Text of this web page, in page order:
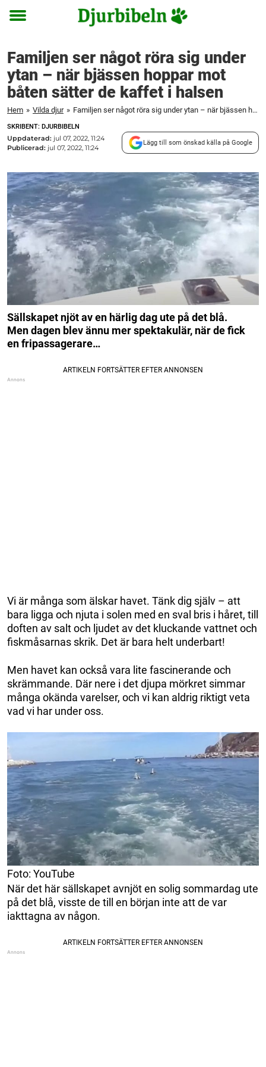
Toggle
Familjen ser något röra sig under
ytan – när bjässen hoppar mot
båten sätter de kaffet i halsen
Hem » Vilda djur » Familjen ser något röra sig under ytan – när bjässen hoppar mot båten sätter de kaffet i halsen
SKRIBENT: DJURBIBELN
Uppdaterad: jul 07, 2022, 11:24
Publicerad: jul 07, 2022, 11:24
Lägg till som önskad källa på Google
Sällskapet njöt av en härlig dag ute på det blå.
Men dagen blev ännu mer spektakulär, när de fick
en fripassagerare…
Vi är många som älskar havet. Tänk dig själv – att
bara ligga och njuta i solen med en sval bris i håret, till
doften av salt och ljudet av det kluckande vattnet och
fiskmåsarnas skrik. Det är bara helt underbart!
Men havet kan också vara lite fascinerande och
skrämmande. Där nere i det djupa mörkret simmar
många okända varelser, och vi kan aldrig riktigt veta
vad vi har under oss.
Foto: YouTube
När det här sällskapet avnjöt en solig sommardag ute
på det blå, visste de till en början inte att de var
iakttagna av någon.